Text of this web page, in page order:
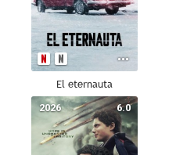
El eternauta
6.0
2026